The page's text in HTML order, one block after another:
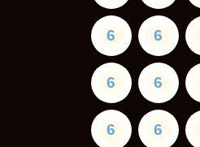
6 6
6 6
6 6